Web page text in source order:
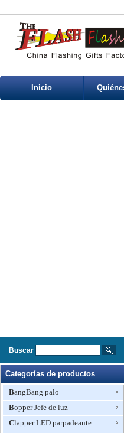
Inicio
Buscar
Categorías de productos
BangBang palo
Bopper Jefe de luz
Clapper LED parpadeante
EL / EL
intermitente /
EL / EL